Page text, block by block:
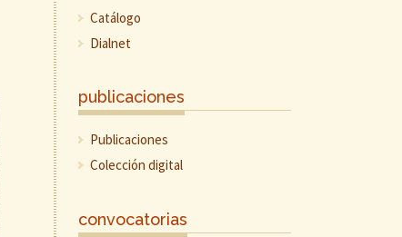
Catálogo
Dialnet
publicaciones
Publicaciones
Colección digital
convocatorias